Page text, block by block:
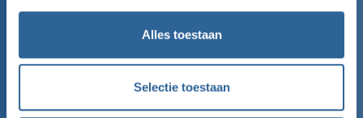
Alles toestaan
Selectie toestaan
info@goededoelennederland.nl